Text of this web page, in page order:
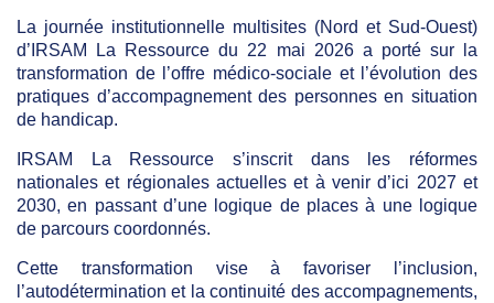
La journée institutionnelle multisites (Nord et Sud-Ouest)
d’IRSAM La Ressource du 22 mai 2026 a porté sur la
transformation de l’offre médico-sociale et l’évolution des
pratiques d’accompagnement des personnes en situation
de handicap.
IRSAM La Ressource s’inscrit dans les réformes
nationales et régionales actuelles et à venir d’ici 2027 et
2030, en passant d’une logique de places à une logique
de parcours coordonnés.
Cette transformation vise à favoriser l’inclusion,
l’autodétermination et la continuité des accompagnements,